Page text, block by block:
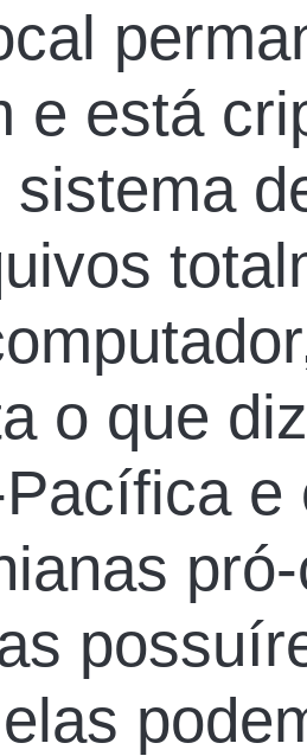
e está
sistema
o que
e